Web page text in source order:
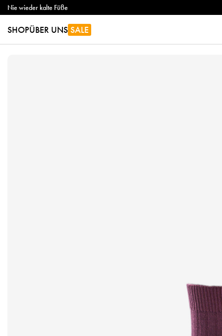
Nie wieder kalte Füße
SHOPÜBER UNS SALE